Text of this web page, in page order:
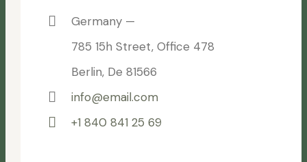
Germany —
785 15h Street, Office 478
Berlin, De 81566
info@email.com
+1 840 841 25 69